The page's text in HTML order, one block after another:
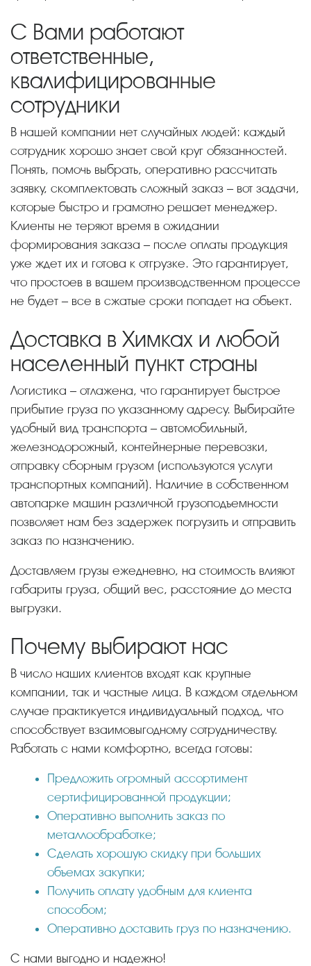
С Вами работают
ответственные,
квалифицированные
сотрудники
В нашей компании нет случайных людей: каждый
сотрудник хорошо знает свой круг обязанностей.
Понять, помочь выбрать, оперативно рассчитать
заявку, скомплектовать сложный заказ – вот задачи,
которые быстро и грамотно решает менеджер.
Клиенты не теряют время в ожидании
формирования заказа – после оплаты продукция
уже ждет их и готова к отгрузке. Это гарантирует,
что простоев в вашем производственном процессе
не будет – все в сжатые сроки попадет на объект.
Доставка в Химках и любой
населенный пункт страны
Логистика – отлажена, что гарантирует быстрое
прибытие груза по указанному адресу. Выбирайте
удобный вид транспорта – автомобильный,
железнодорожный, контейнерные перевозки,
отправку сборным грузом (используются услуги
транспортных компаний). Наличие в собственном
автопарке машин различной грузоподъемности
позволяет нам без задержек погрузить и отправить
заказ по назначению.
Доставляем грузы ежедневно, на стоимость влияют
габариты груза, общий вес, расстояние до места
выгрузки.
Почему выбирают нас
В число наших клиентов входят как крупные
компании, так и частные лица. В каждом отдельном
случае практикуется индивидуальный подход, что
способствует взаимовыгодному сотрудничеству.
Работать с нами комфортно, всегда готовы:
Предложить огромный ассортимент
сертифицированной продукции;
Оперативно выполнить заказ по
металлообработке;
Сделать хорошую скидку при больших
объемах закупки;
Получить оплату удобным для клиента
способом;
Оперативно доставить груз по назначению.
С нами выгодно и надежно!